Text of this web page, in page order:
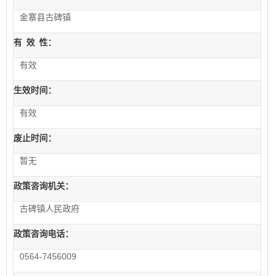
金寨县古碑镇
有 效 性：
有效
生效时间：
有效
废止时间：
暂无
政策咨询机关：
古碑镇人民政府
政策咨询电话：
0564-7456009